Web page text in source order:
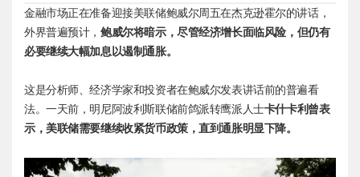
金融市场正在准备迎接美联储鲍威尔周五在杰克逊霍尔的讲话，
外界普遍预计，鲍威尔将暗示，尽管经济增长面临风险，但仍有
必要继续大幅加息以遏制通胀。
这是分析师、经济学家和投资者在鲍威尔发表讲话前的普遍看
法。一天前，明尼阿波利斯联储前鸽派转鹰派人士卡什卡利曾表
示，美联储需要继续收紧货币政策，直到通胀明显下降。